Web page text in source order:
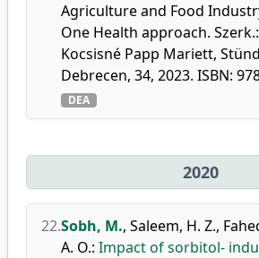
Agriculture and Food
One Health approach.
Kocsisné Papp Mariett,
Debrecen, 34, 2023. ISBN:
DEA
2020
22.Sobh, M., Saleem, H. Z.,
A. O.: Impact of sorbitol-